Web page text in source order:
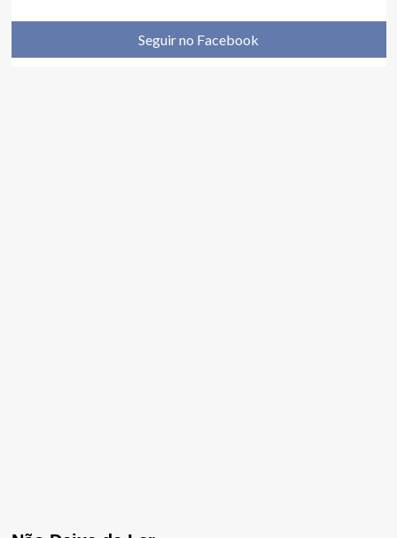
Seguir no Facebook